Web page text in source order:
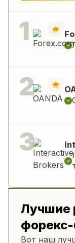
Лучшие
Вот наш